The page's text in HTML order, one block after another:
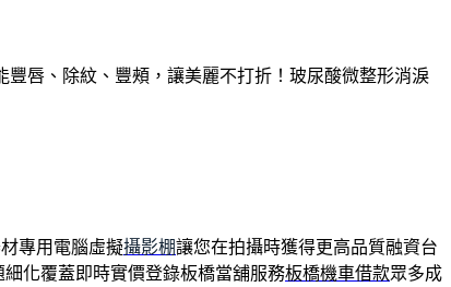
唇、除紋、豐頰，讓美麗不打折！玻尿酸微整形消淚
專用電腦虛擬攝影棚讓您在拍攝時獲得更高品質融資台
化覆蓋即時實價登錄板橋當舖服務板橋機車借款眾多成